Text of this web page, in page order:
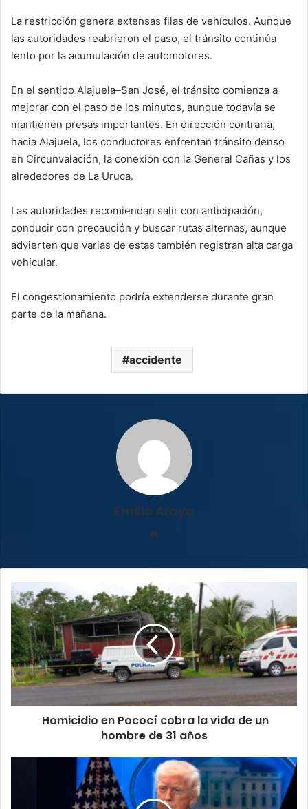
La restricción genera extensas filas de vehículos. Aunque
las autoridades reabrieron el paso, el tránsito continúa
lento por la acumulación de automotores.
En el sentido Alajuela–San José, el tránsito comienza a
mejorar con el paso de los minutos, aunque todavía se
mantienen presas importantes. En dirección contraria,
hacia Alajuela, los conductores enfrentan tránsito denso
en Circunvalación, la conexión con la General Cañas y los
alrededores de La Uruca.
Las autoridades recomiendan salir con anticipación,
conducir con precaución y buscar rutas alternas, aunque
advierten que varias de estas también registran alta carga
vehicular.
El congestionamiento podría extenderse durante gran
parte de la mañana.
accidente
Emilio Araya
Homicidio
en
Pococí
cobra
la
vida
de
un
hombre
Homicidio en Pococí cobra la vida de un
hombre de 31 años